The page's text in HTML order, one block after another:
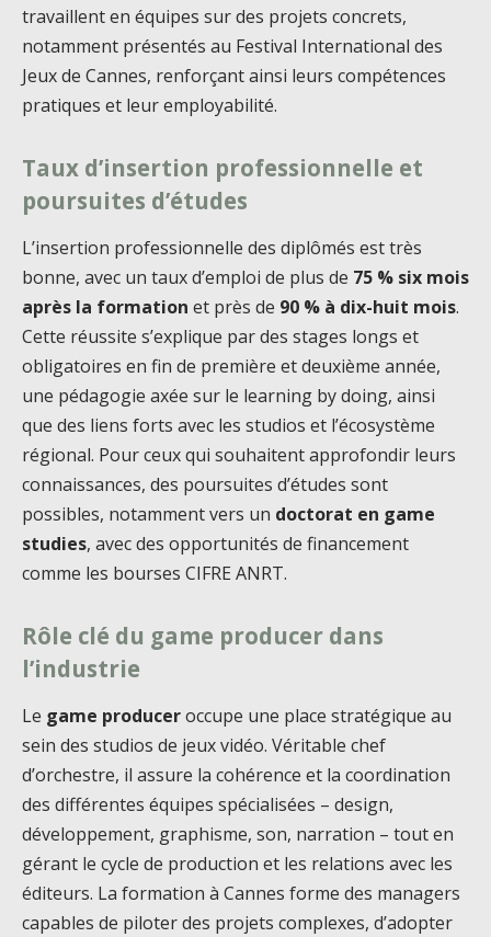
travaillent en équipes sur des projets concrets,
notamment présentés au Festival International des
Jeux de Cannes, renforçant ainsi leurs compétences
pratiques et leur employabilité.
Taux d’insertion professionnelle et
poursuites d’études
L’insertion professionnelle des diplômés est très
bonne, avec un taux d’emploi de plus de 75 % six mois
après la formation et près de 90 % à dix-huit mois.
Cette réussite s’explique par des stages longs et
obligatoires en fin de première et deuxième année,
une pédagogie axée sur le learning by doing, ainsi
que des liens forts avec les studios et l’écosystème
régional. Pour ceux qui souhaitent approfondir leurs
connaissances, des poursuites d’études sont
possibles, notamment vers un doctorat en game
studies, avec des opportunités de financement
comme les bourses CIFRE ANRT.
Rôle clé du game producer dans
l’industrie
Le game produceroccupe une place stratégique au
sein des studios de jeux vidéo. Véritable chef
d’orchestre, il assure la cohérence et la coordination
des différentes équipes spécialisées – design,
développement, graphisme, son, narration – tout en
gérant le cycle de production et les relations avec les
éditeurs. La formation à Cannes forme des managers
capables de piloter des projets complexes, d’adopter